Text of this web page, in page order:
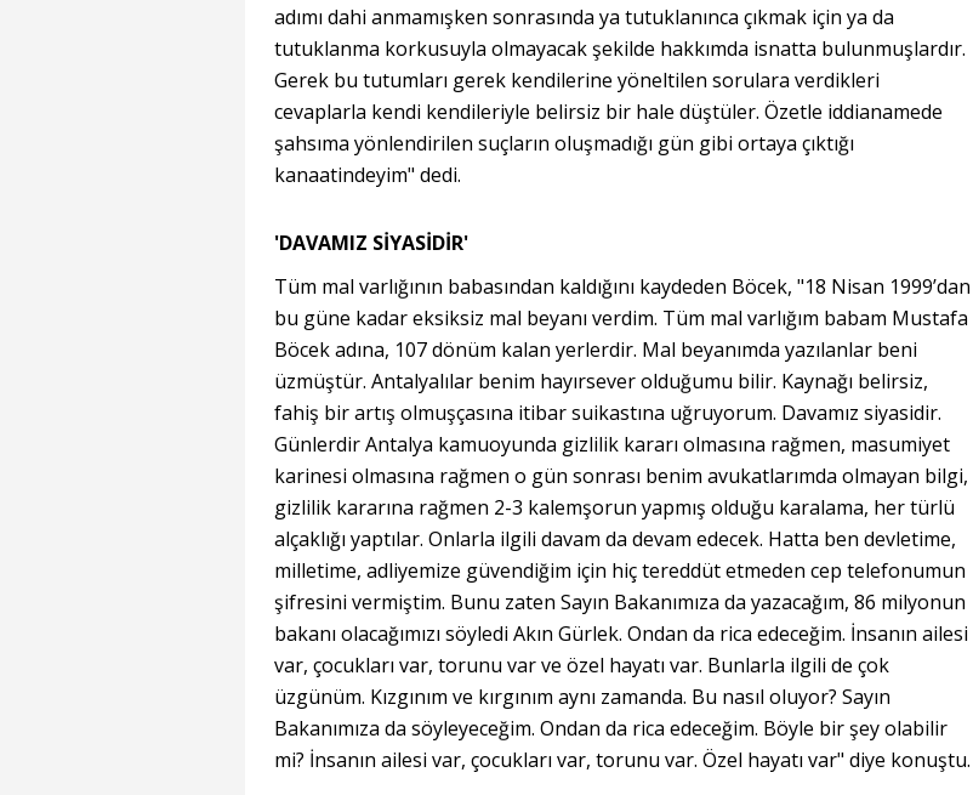
adımı dahi anmamışken sonrasında ya tutuklanınca çıkmak için ya da
tutuklanma korkusuyla olmayacak şekilde hakkımda isnatta bulunmuşlardır.
Gerek bu tutumları gerek kendilerine yöneltilen sorulara verdikleri
cevaplarla kendi kendileriyle belirsiz bir hale düştüler. Özetle iddianamede
şahsıma yönlendirilen suçların oluşmadığı gün gibi ortaya çıktığı
kanaatindeyim" dedi.
'DAVAMIZ SİYASİDİR'
Tüm mal varlığının babasından kaldığını kaydeden Böcek, "18 Nisan 1999’dan
bu güne kadar eksiksiz mal beyanı verdim. Tüm mal varlığım babam Mustafa
Böcek adına, 107 dönüm kalan yerlerdir. Mal beyanımda yazılanlar beni
üzmüştür. Antalyalılar benim hayırsever olduğumu bilir. Kaynağı belirsiz,
fahiş bir artış olmuşçasına itibar suikastına uğruyorum. Davamız siyasidir.
Günlerdir Antalya kamuoyunda gizlilik kararı olmasına rağmen, masumiyet
karinesi olmasına rağmen o gün sonrası benim avukatlarımda olmayan bilgi,
gizlilik kararına rağmen 2-3 kalemşorun yapmış olduğu karalama, her türlü
alçaklığı yaptılar. Onlarla ilgili davam da devam edecek. Hatta ben devletime,
milletime, adliyemize güvendiğim için hiç tereddüt etmeden cep telefonumun
şifresini vermiştim. Bunu zaten Sayın Bakanımıza da yazacağım, 86 milyonun
bakanı olacağımızı söyledi Akın Gürlek. Ondan da rica edeceğim. İnsanın ailesi
var, çocukları var, torunu var ve özel hayatı var. Bunlarla ilgili de çok
üzgünüm. Kızgınım ve kırgınım aynı zamanda. Bu nasıl oluyor? Sayın
Bakanımıza da söyleyeceğim. Ondan da rica edeceğim. Böyle bir şey olabilir
mi? İnsanın ailesi var, çocukları var, torunu var. Özel hayatı var" diye konuştu.